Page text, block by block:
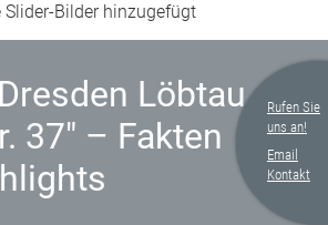
Rufen Sie
uns an!
Email
Kontakt
Slider-Bilder hinzugefügt
Löbtau –
37" – Fakten